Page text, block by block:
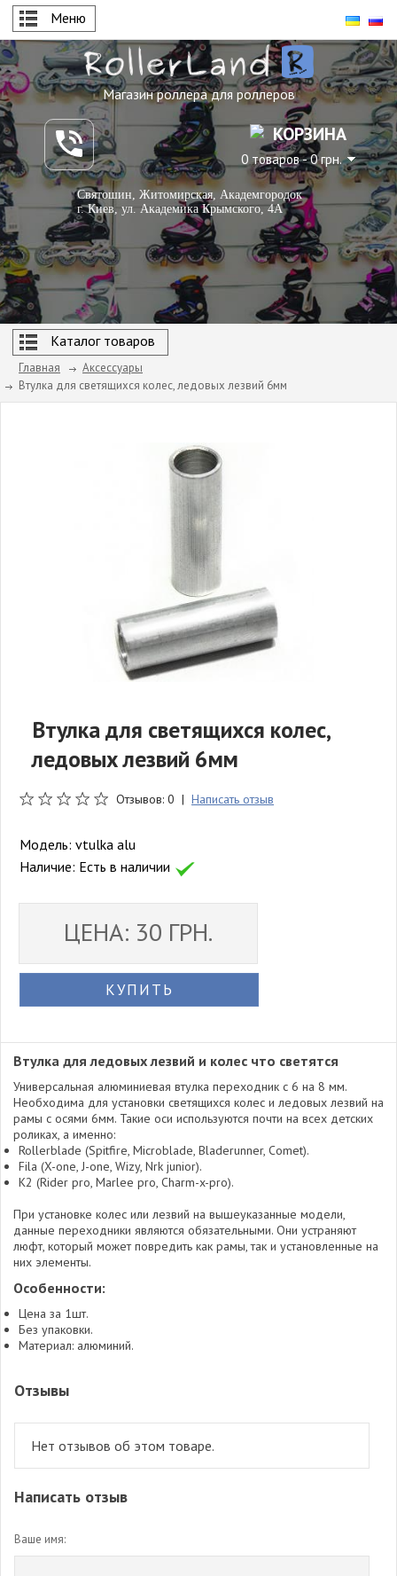
Меню
Магазин роллера для роллеров
КОРЗИНА
0 товаров - 0 грн.
Святошин, Житомирская, Академгородок
г. Киев, ул. Академика Крымского, 4А
Каталог товаров
Главная
Аксессуары
Втулка для светящихся колес, ледовых лезвий 6мм
Втулка для светящихся колес,
ледовых лезвий 6мм
Отзывов: 0 | Написать отзыв
Модель: vtulka alu
Наличие: Есть в наличии
ЦЕНА: 30 ГРН.
КУПИТЬ
Втулка для ледовых лезвий и колес что светятся
Универсальная алюминиевая втулка переходник с 6 на 8 мм.
Необходима для установки светящихся колес и ледовых лезвий на
рамы с осями 6мм. Такие оси используются почти на всех детских
роликах, а именно:
Rollerblade (Spitfire, Microblade, Bladerunner, Comet).
Fila (X-one, J-one, Wizy, Nrk junior).
K2 (Rider pro, Marlee pro, Charm-x-pro).
При установке колес или лезвий на вышеуказанные модели,
данные переходники являются обязательными. Они устраняют
люфт, который может повредить как рамы, так и установленные на
них элементы.
Особенности:
Цена за 1шт.
Без упаковки.
Материал: алюминий.
Отзывы
Нет отзывов об этом товаре.
Написать отзыв
Ваше имя: